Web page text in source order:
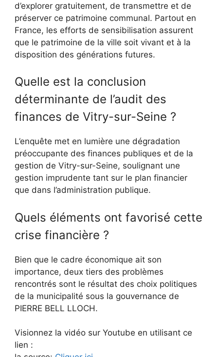
d’explorer gratuitement, de transmettre et de
préserver ce patrimoine communal. Partout en
France, les efforts de sensibilisation assurent
que le patrimoine de la ville soit vivant et à la
disposition des générations futures.
Quelle est la conclusion
déterminante de l’audit des
finances de Vitry-sur-Seine ?
L’enquête met en lumière une dégradation
préoccupante des finances publiques et de la
gestion de Vitry-sur-Seine, soulignant une
gestion imprudente tant sur le plan financier
que dans l’administration publique.
Quels éléments ont favorisé cette
crise financière ?
Bien que le cadre économique ait son
importance, deux tiers des problèmes
rencontrés sont le résultat des choix politiques
de la municipalité sous la gouvernance de
PIERRE BELL LLOCH.
Visionnez la vidéo sur Youtube en utilisant ce
lien :